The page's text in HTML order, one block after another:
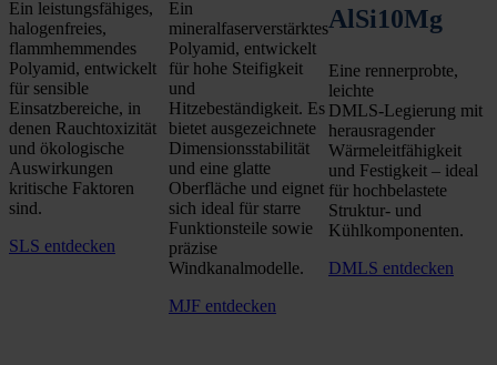
Ein leistungsfähiges,
halogenfreies,
flammhemmendes
Polyamid, entwickelt
für sensible
Einsatzbereiche, in
denen Rauchtoxizität
und ökologische
Auswirkungen
kritische Faktoren
sind.
SLS entdecken
Ein
mineralfaserverstärktes
Polyamid, entwickelt
für hohe Steifigkeit
und
Hitzebeständigkeit. Es
bietet ausgezeichnete
Dimensionsstabilität
und eine glatte
Oberfläche und eignet
sich ideal für starre
Funktionsteile sowie
präzise
Windkanalmodelle.
MJF entdecken
AlSi10Mg
Eine rennerprobte,
leichte
DMLS‑Legierung mit
herausragender
Wärmeleitfähigkeit
und Festigkeit – ideal
für hochbelastete
Struktur‑ und
Kühlkomponenten.
DMLS entdecken